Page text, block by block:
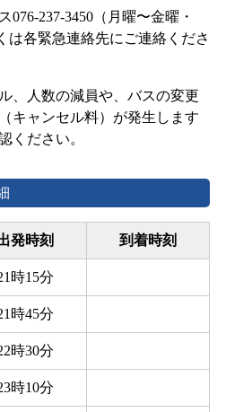
237-3450（月曜〜金曜・
は各緊急連絡先にご連絡くださ
、人数の減員や、バスの変更
キャンセル料）が発生します
ください。
発時刻 到着時刻
時15分
時45分
時30分
時10分